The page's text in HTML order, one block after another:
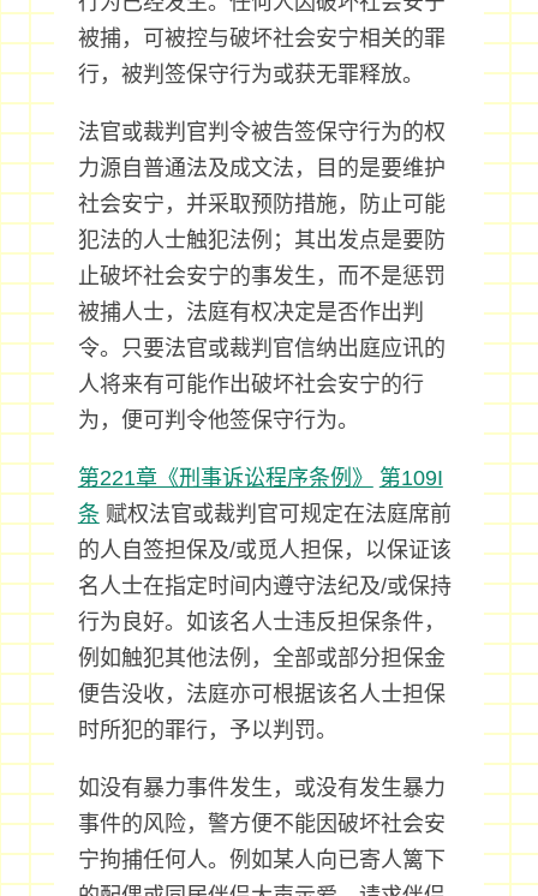
被捕，可被控与破坏社会安宁相关的罪
行，被判签保守行为或获无罪释放。
法官或裁判官判令被告签保守行为的权
力源自普通法及成文法，目的是要维护
社会安宁，并采取预防措施，防止可能
犯法的人士触犯法例；其出发点是要防
止破坏社会安宁的事发生，而不是惩罚
被捕人士，法庭有权决定是否作出判
令。只要法官或裁判官信纳出庭应讯的
人将来有可能作出破坏社会安宁的行
为，便可判令他签保守行为。
第221章《刑事诉讼程序条例》
第109I
条赋权法官或裁判官可规定在法庭席前
的人自签担保及/或觅人担保，以保证该
名人士在指定时间内遵守法纪及/或保持
行为良好。如该名人士违反担保条件，
例如触犯其他法例，全部或部分担保金
便告没收，法庭亦可根据该名人士担保
时所犯的罪行，予以判罚。
如没有暴力事件发生，或没有发生暴力
事件的风险，警方便不能因破坏社会安
宁拘捕任何人。例如某人向已寄人篱下